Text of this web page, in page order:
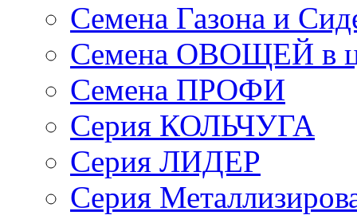
Семена Газона и
Семена ОВОЩЕЙ в
Семена ПРОФИ
Серия КОЛЬЧУГА
Серия ЛИДЕР
Серия